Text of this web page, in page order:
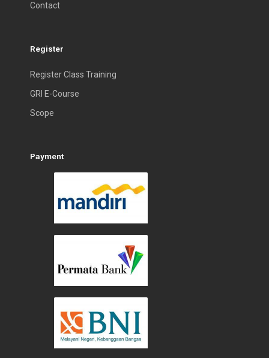
Contact
Register
Register Class Training
GRI E-Course
Scope
Payment